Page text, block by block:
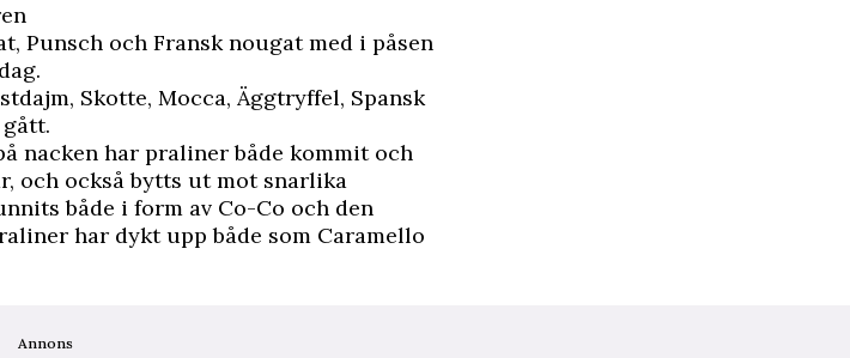
Punsch och Fransk nougat med i påsen
Skotte, Mocca, Äggtryffel, Spansk
nacken har praliner både kommit och
och också bytts ut mot snarlika
både i form av Co-Co och den
har dykt upp både som Caramello
Annons